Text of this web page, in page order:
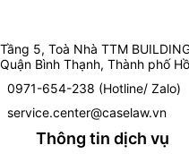
Tầng 5, Toà Nhà TTM
Quận Bình Thạnh, Thành phố
0971-654-238 (Hotline/ Zalo)
service.center@caselaw.vn
Thông tin dịch vụ